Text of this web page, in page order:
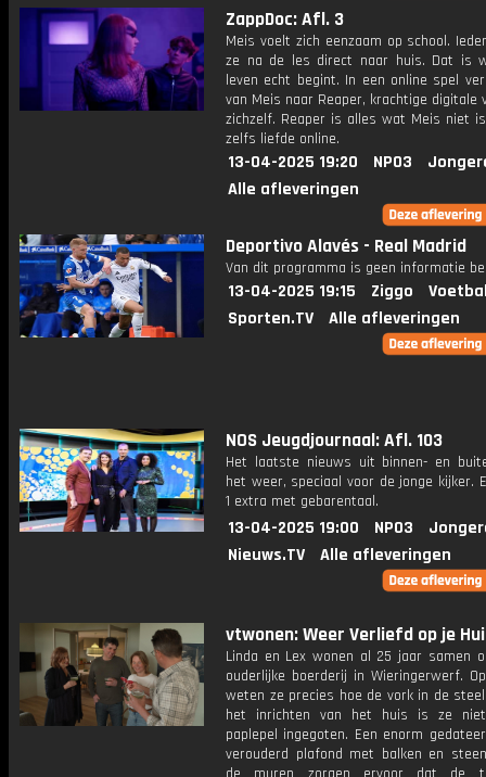
ZappDoc: Afl. 3
Meis voelt zich eenzaam op school.
ze na de les direct naar huis. Dat is
leven echt begint. In een online spel
van Meis naar Reaper, krachtige digitale
zichzelf. Reaper is alles wat Meis niet
zelfs liefde online.
13-04-2025 19:20 NPO3
Alle afleveringen
Deportivo Alavés - Real Madrid
Van dit programma is geen informatie
13-04-2025 19:15 Ziggo
Sporten.TV
Alle afleveringen
NOS Jeugdjournaal: Afl. 103
Het laatste nieuws uit binnen- en
het weer, speciaal voor de jonge kijker.
1 extra met gebarentaal.
13-04-2025 19:00 NPO3
Nieuws.TV
Alle afleveringen
vtwonen: Weer Verliefd op je
Linda en Lex wonen al 25 jaar samen
ouderlijke boerderij in Wieringerwerf.
weten ze precies hoe de vork in de
het inrichten van het huis is ze
paplepel ingegoten. Een enorm
verouderd plafond met balken en